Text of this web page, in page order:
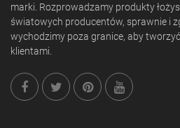
marki. Rozprowadzamy produkty
światowych producentów, sprawnie i
wychodzimy poza granice, aby
klientami.